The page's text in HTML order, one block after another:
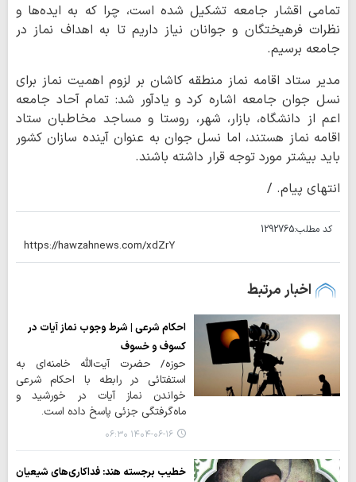
تمامی اقشار جامعه تشکیل شده است، چرا که به ایده‌ها و
نظرات فرهیختگان و جوانان نیاز داریم تا به اهداف نماز در
جامعه برسیم.
مدیر ستاد اقامه نماز منطقه کاشان بر لزوم اهمیت نماز برای
نسل جوان جامعه اشاره کرد و یادآور شد: تمام آحاد جامعه
اعم از دانشگاه، بازار، شهر، روستا و مساجد مخاطبان ستاد
اقامه نماز هستند، اما نسل جوان به عنوان آینده سازان کشور
باید بیشتر مورد توجه قرار داشته باشند.
انتهای پیام. /
کد مطلب:1292765
اخبار مرتبط
احکام شرعی | شرط وجوب نماز آیات در
کسوف و خسوف
حوزه/ حضرت آیت‌الله خامنه‌ای به
استفتائی در رابطه با احکام شرعی
خواندن نماز آیات در خورشید و
ماه‌گرفتگی جزئی پاسخ داده است.
۱۴۰۴-۰۶-۱۶ ۰۶:۳۰
خطیب برجسته هند: فداکاری‌های شیعیان